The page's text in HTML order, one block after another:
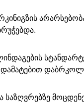
საზღვრებზე